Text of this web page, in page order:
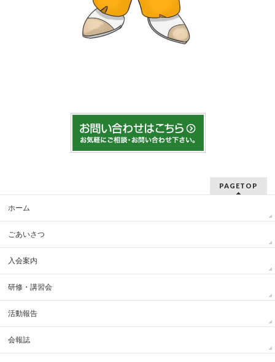
PAGETOP
ホーム
ごあいさつ
入会案内
研修・講習会
活動報告
会報誌